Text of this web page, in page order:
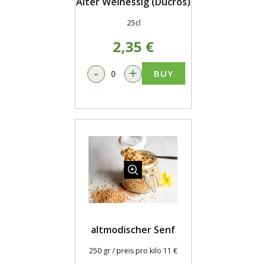
25cl
2,35 €
- + BUY
altmodischer Senf
250 gr / preis pro kilo 11 €